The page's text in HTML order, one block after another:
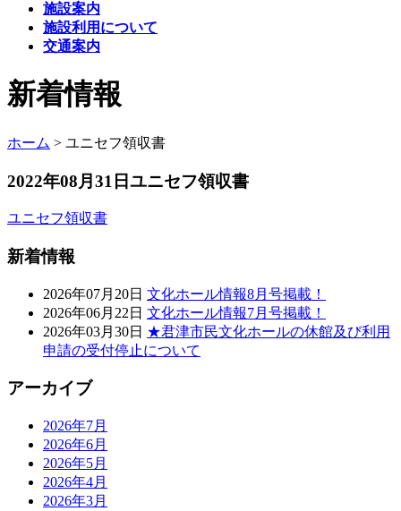
施設案内
施設利用について
交通案内
新着情報
ホーム > ユニセフ領収書
2022年08月31日ユニセフ領収書
ユニセフ領収書
新着情報
2026年07月20日 文化ホール情報8月号掲載！
2026年06月22日 文化ホール情報7月号掲載！
2026年03月30日 ★君津市民文化ホールの休館及び利用
申請の受付停止について
アーカイブ
2026年7月
2026年6月
2026年5月
2026年4月
2026年3月